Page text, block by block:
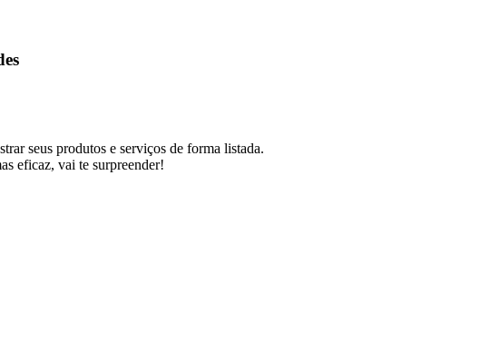
seus produtos e serviços de forma listada.
eficaz, vai te surpreender!